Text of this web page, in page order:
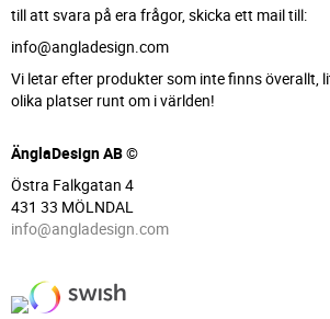
till att svara på era frågor, skicka ett mail till:
info@angladesign.com
Vi letar efter produkter som inte finns överallt,
olika platser runt om i världen!
ÄnglaDesign AB ©
Östra Falkgatan 4
431 33 MÖLNDAL
info@angladesign.com